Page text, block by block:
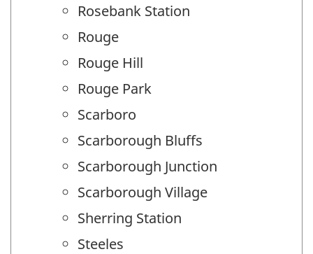
Rosebank Station
Rouge
Rouge Hill
Rouge Park
Scarboro
Scarborough Bluffs
Scarborough Junction
Scarborough Village
Sherring Station
Steeles